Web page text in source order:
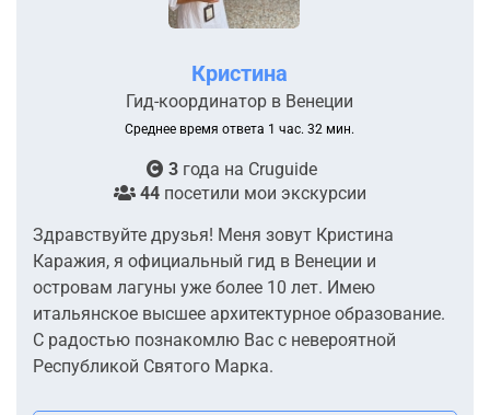
Кристина
Гид-координатор в Венеции
Среднее время ответа 1 час. 32 мин.
3года на Cruguide
44посетили мои экскурсии
Здравствуйте друзья! Меня зовут Кристина
Каражия, я официальный гид в Венеции и
островам лагуны уже более 10 лет. Имею
итальянское высшее архитектурное образование.
С радостью познакомлю Вас с невероятной
Республикой Святого Марка.